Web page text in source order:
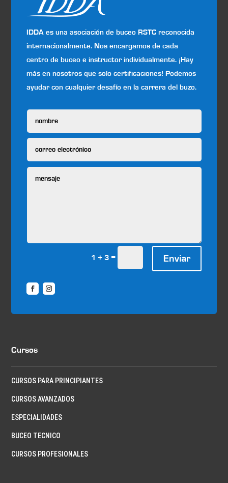
IDDA es una asociación de buceo RSTC reconocida
internacionalmente. Nos encargamos de cada
centro de buceo e instructor individualmente. ¡Hay
más en nosotros que solo certificaciones! Podemos
ayudar con cualquier desafío en la carrera del buzo.
1 + 3= Enviar
Cursos
CURSOS PARA PRINCIPIANTES
CURSOS AVANZADOS
ESPECIALIDADES
BUCEO TECNICO
CURSOS PROFESIONALES